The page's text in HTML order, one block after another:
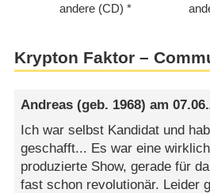
andere (CD)
Krypton Faktor –
Andreas (geb. 1968) am
Ich war selbst Kandidat und
geschafft... Es war eine
produzierte Show, gerade für
fast schon revolutionär. Leider